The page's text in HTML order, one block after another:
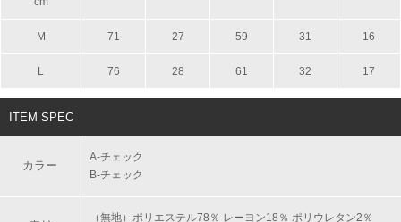
M 71 27 59 31 16
L 76 28 61 32 17
ITEM SPEC
カラー
A‐チェック
B‐チェック
（無地）ポリエステル78％ レーヨン18％ ポリウレタン2％